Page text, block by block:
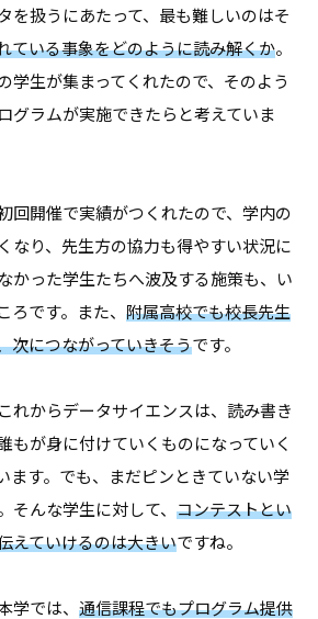
を扱うにあたって、最も難しいのはそ
ている事象をどのように読み解くか。
学生が集まってくれたので、そのよう
グラムが実施できたらと考えていま
回開催で実績がつくれたので、学内の
なり、先生方の協力も得やすい状況に
かった学生たちへ波及する施策も、い
ろです。また、 附属高校でも校長先生
次につながっていきそうです。
れからデータサイエンスは、読み書き
もが身に付けていくものになっていく
ます。でも、まだピンときていない学
そんな学生に対して、 コンテストとい
えていけるのは大きいですね。
学では、 通信課程でもプログラム提供